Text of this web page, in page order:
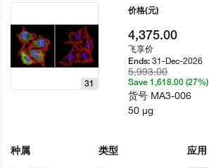
31
种属
类型
应用
价格(元)
4,375.00
飞享价
Ends:31-Dec-2026
5,993.00
Save 1,618.00 (27%)
货号 MA3-006
50 µg